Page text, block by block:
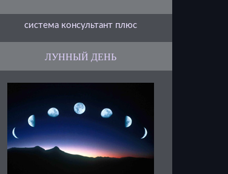
система консультант плюс
ЛУННЫЙ ДЕНЬ